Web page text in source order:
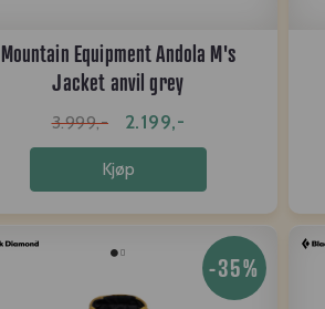
Mountain Equipment Andola M's
Jacket anvil grey
3.999,- 2.199,-
Kjøp
-35%